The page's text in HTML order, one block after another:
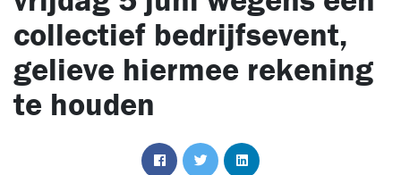
collectief bedrijfsevent,
gelieve hiermee rekening
te houden